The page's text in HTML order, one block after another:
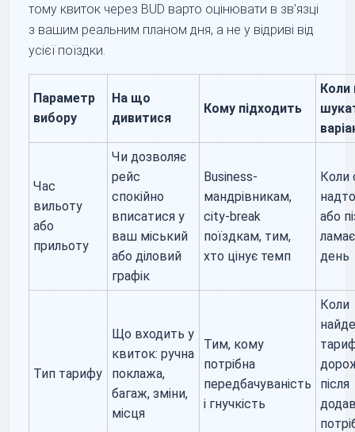
тому квиток через BUD варто оцінювати в зв’язці
з вашим реальним планом дня, а не у відриві від
усієї поїздки.
Параметр
вибору
На що
дивитися
Кому підходить
Коли
Час
вильоту
або
прильоту
Чи дозволяє
рейс
спокійно
вписатися у
ваш міський
або діловий
графік
Business-
мандрівникам,
city-break
поїздкам, тим,
хто цінує темп
Коли
або
день
Тип тарифу
Що входить у
квиток: ручна
поклажа,
багаж, зміни,
місця
Тим, кому
потрібна
передбачуваність
і гнучкість
Коли
після